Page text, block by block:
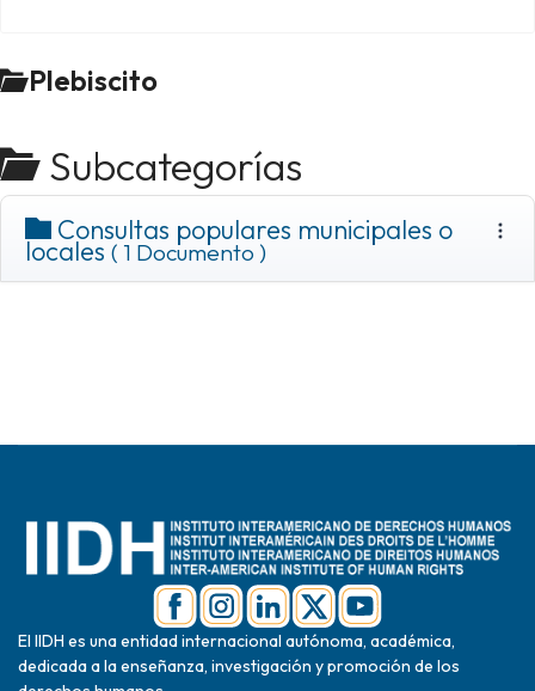
Plebiscito
Subcategorías
Consultas populares municipales o
locales ( 1 Documento )
El IIDH es una entidad internacional autónoma, académica,
dedicada a la enseñanza, investigación y promoción de los